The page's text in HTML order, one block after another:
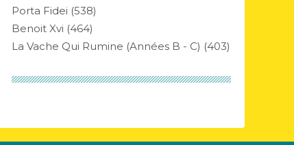
Porta Fidei (538)
Benoit Xvi (464)
La Vache Qui Rumine (années B - C) (403)